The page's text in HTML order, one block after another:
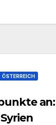
ÖSTERREICH
an: